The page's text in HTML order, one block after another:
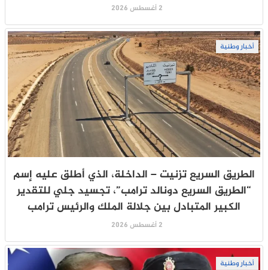
2 أغسطس 2026
أخبار وطنية
الطريق السريع تزنيت – الداخلة، الذي أطلق عليه إسم
“الطريق السريع دونالد ترامب”، تجسيد جلي للتقدير
الكبير المتبادل بين جلالة الملك والرئيس ترامب
2 أغسطس 2026
أخبار وطنية